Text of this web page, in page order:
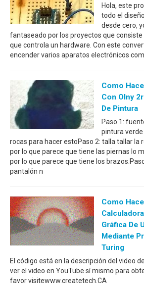
Hola, este
todo el
desde cero,
fantaseado por los proyectos que
que controla un hardware. Con este
encender varios aparatos electrónicos
Como
Con Olny
De Pintura
Paso 1:
pintura verde
rocas para hacer estoPaso 2: talla tallar la
por lo que parece que tiene las piernas lo
por lo que parece que tiene los
pantalón n
Como
Gráfica De
Mediante
Turing
El código está en la descripción del video
ver el video en YouTube sí mismo para
favor visitewww.createtech.CA